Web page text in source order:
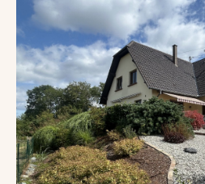
Nombre de pièces
2 3 4 5 5+
DPE
B C D E G
GES